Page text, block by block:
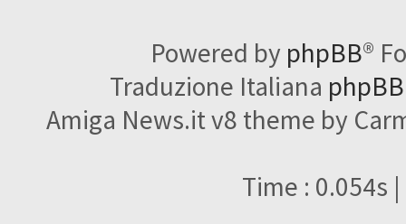
Powered by phpBB®
Traduzione Italiana
Amiga News.it v8 theme by
Time : 0.054s